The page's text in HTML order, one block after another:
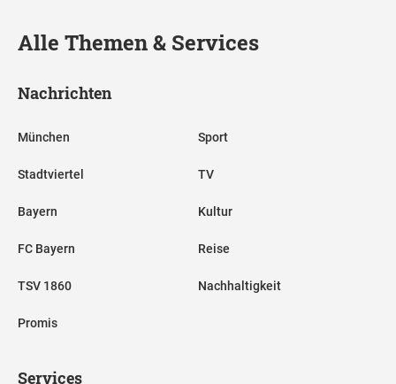
Alle Themen & Services
Nachrichten
München
Stadtviertel
Bayern
FC Bayern
TSV 1860
Promis
Sport
TV
Kultur
Reise
Nachhaltigkeit
Services